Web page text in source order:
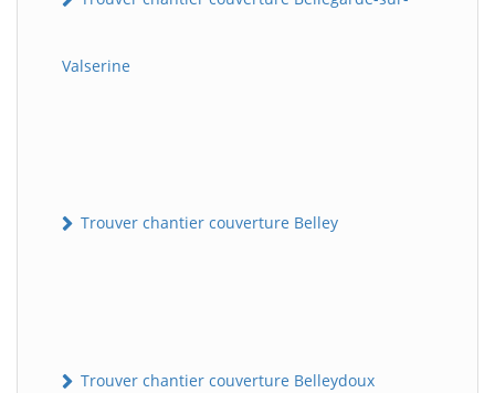
Valserine
Trouver chantier couverture Belley
Trouver chantier couverture Belleydoux